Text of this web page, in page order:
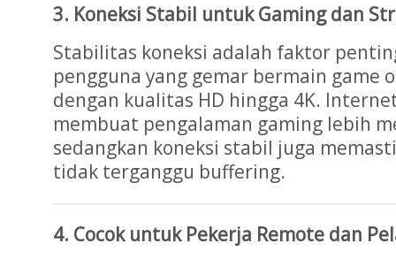
3. Koneksi Stabil untuk Gaming dan
Stabilitas koneksi adalah faktor
pengguna yang gemar bermain game
dengan kualitas HD hingga 4K.
membuat pengalaman gaming lebih
sedangkan koneksi stabil juga
tidak terganggu buffering.
4. Cocok untuk Pekerja Remote dan